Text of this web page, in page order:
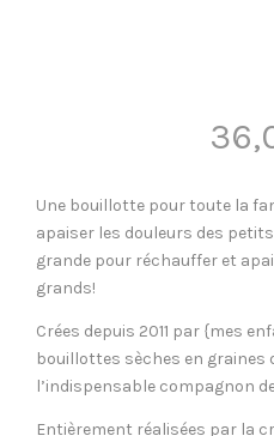
Une bouillotte pour toute la
apaiser les douleurs des
grande pour réchauffer et
grands!
Crées depuis 2011 par {mes
bouillottes sèches en graines
l’indispensable compagnon
Entièrement réalisées par la